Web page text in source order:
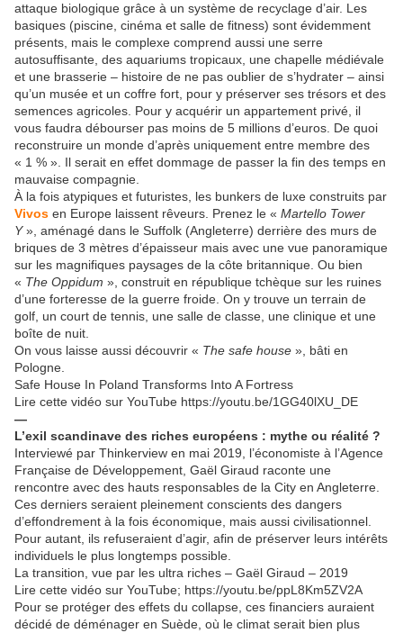
attaque biologique grâce à un système de recyclage d’air. Les
basiques (piscine, cinéma et salle de fitness) sont évidemment
présents, mais le complexe comprend aussi une serre
autosuffisante, des aquariums tropicaux, une chapelle médiévale
et une brasserie – histoire de ne pas oublier de s’hydrater – ainsi
qu’un musée et un coffre fort, pour y préserver ses trésors et des
semences agricoles. Pour y acquérir un appartement privé, il
vous faudra débourser pas moins de 5 millions d’euros. De quoi
reconstruire un monde d’après uniquement entre membre des
« 1 % ». Il serait en effet dommage de passer la fin des temps en
mauvaise compagnie.
À la fois atypiques et futuristes, les bunkers de luxe construits par
Vivos en Europe laissent rêveurs. Prenez le « Martello Tower
Y», aménagé dans le Suffolk (Angleterre) derrière des murs de
briques de 3 mètres d’épaisseur mais avec une vue panoramique
sur les magnifiques paysages de la côte britannique. Ou bien
« The Oppidum », construit en république tchèque sur les ruines
d’une forteresse de la guerre froide. On y trouve un terrain de
golf, un court de tennis, une salle de classe, une clinique et une
boîte de nuit.
On vous laisse aussi découvrir « The safe house », bâti en
Pologne.
Safe House In Poland Transforms Into A Fortress
Lire cette vidéo sur YouTube https://youtu.be/1GG40lXU_DE
—
L’exil scandinave des riches européens : mythe ou réalité ?
Interviewé par Thinkerview en mai 2019, l’économiste à l’Agence
Française de Développement, Gaël Giraud raconte une
rencontre avec des hauts responsables de la City en Angleterre.
Ces derniers seraient pleinement conscients des dangers
d’effondrement à la fois économique, mais aussi civilisationnel.
Pour autant, ils refuseraient d’agir, afin de préserver leurs intérêts
individuels le plus longtemps possible.
La transition, vue par les ultra riches – Gaël Giraud – 2019
Lire cette vidéo sur YouTube; https://youtu.be/ppL8Km5ZV2A
Pour se protéger des effets du collapse, ces financiers auraient
décidé de déménager en Suède, où le climat serait bien plus